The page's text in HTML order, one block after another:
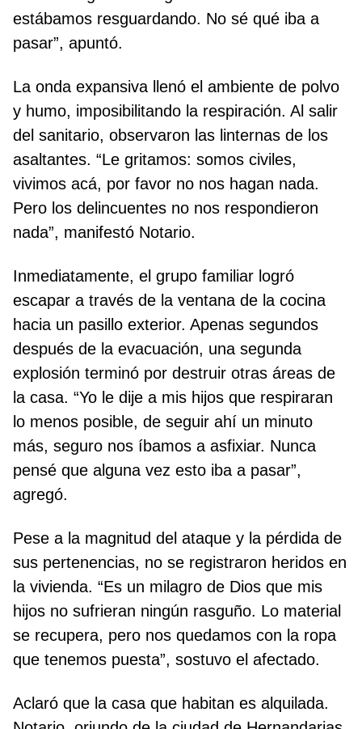
estábamos resguardando. No sé qué iba a
pasar”, apuntó.
La onda expansiva llenó el ambiente de polvo
y humo, imposibilitando la respiración. Al salir
del sanitario, observaron las linternas de los
asaltantes. “Le gritamos: somos civiles,
vivimos acá, por favor no nos hagan nada.
Pero los delincuentes no nos respondieron
nada”, manifestó Notario.
Inmediatamente, el grupo familiar logró
escapar a través de la ventana de la cocina
hacia un pasillo exterior. Apenas segundos
después de la evacuación, una segunda
explosión terminó por destruir otras áreas de
la casa. “Yo le dije a mis hijos que respiraran
lo menos posible, de seguir ahí un minuto
más, seguro nos íbamos a asfixiar. Nunca
pensé que alguna vez esto iba a pasar”,
agregó.
Pese a la magnitud del ataque y la pérdida de
sus pertenencias, no se registraron heridos en
la vivienda. “Es un milagro de Dios que mis
hijos no sufrieran ningún rasguño. Lo material
se recupera, pero nos quedamos con la ropa
que tenemos puesta”, sostuvo el afectado.
Aclaró que la casa que habitan es alquilada.